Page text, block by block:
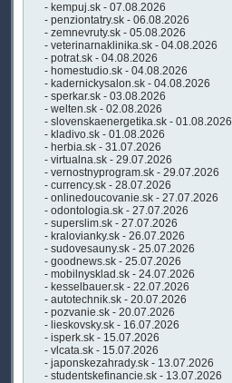
- kempuj.sk - 07.08.2026
- penziontatry.sk - 06.08.2026
- zemnevruty.sk - 05.08.2026
- veterinarnaklinika.sk - 04.08.2026
- potrat.sk - 04.08.2026
- homestudio.sk - 04.08.2026
- kadernickysalon.sk - 04.08.2026
- sperkar.sk - 03.08.2026
- welten.sk - 02.08.2026
- slovenskaenergetika.sk - 01.08.2026
- kladivo.sk - 01.08.2026
- herbia.sk - 31.07.2026
- virtualna.sk - 29.07.2026
- vernostnyprogram.sk - 29.07.2026
- currency.sk - 28.07.2026
- onlinedoucovanie.sk - 27.07.2026
- odontologia.sk - 27.07.2026
- superslim.sk - 27.07.2026
- kralovianky.sk - 26.07.2026
- sudovesauny.sk - 25.07.2026
- goodnews.sk - 25.07.2026
- mobilnysklad.sk - 24.07.2026
- kesselbauer.sk - 22.07.2026
- autotechnik.sk - 20.07.2026
- pozvanie.sk - 20.07.2026
- lieskovsky.sk - 16.07.2026
- isperk.sk - 15.07.2026
- vlcata.sk - 15.07.2026
- japonskezahrady.sk - 13.07.2026
- studentskefinancie.sk - 13.07.2026